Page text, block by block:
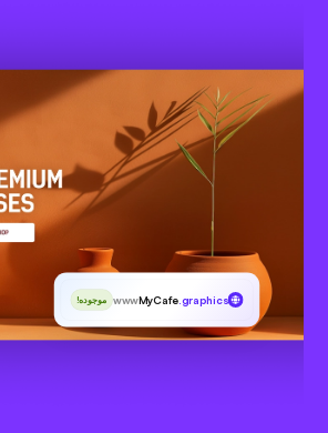
wwwMyCafe.graphics موجوده!